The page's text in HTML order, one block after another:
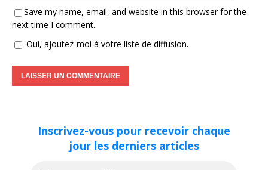
Save my name, email, and website in this browser for the
next time I comment.
Oui, ajoutez-moi à votre liste de diffusion.
Inscrivez-vous pour recevoir chaque
jour les derniers articles